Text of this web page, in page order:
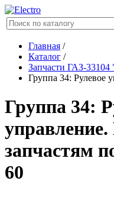
Главная /
Каталог /
Запчасти ГАЗ-33104
Группа 34: Рулевое
Группа 34:
запчастям
60